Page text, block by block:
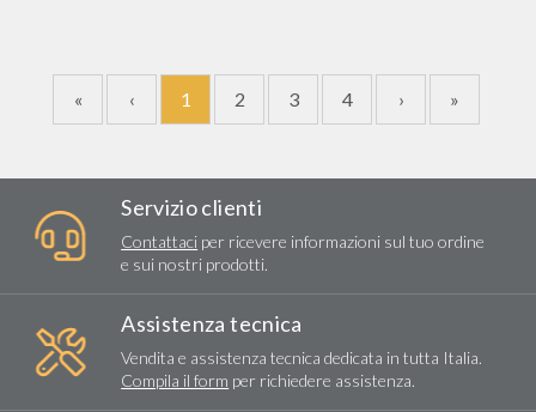
« ‹ 1 2 3 4 › »
Servizio clienti
Contattaci per ricevere informazioni sul tuo ordine
e sui nostri prodotti.
Assistenza tecnica
Vendita e assistenza tecnica dedicata in tutta Italia.
Compila il form per richiedere assistenza.